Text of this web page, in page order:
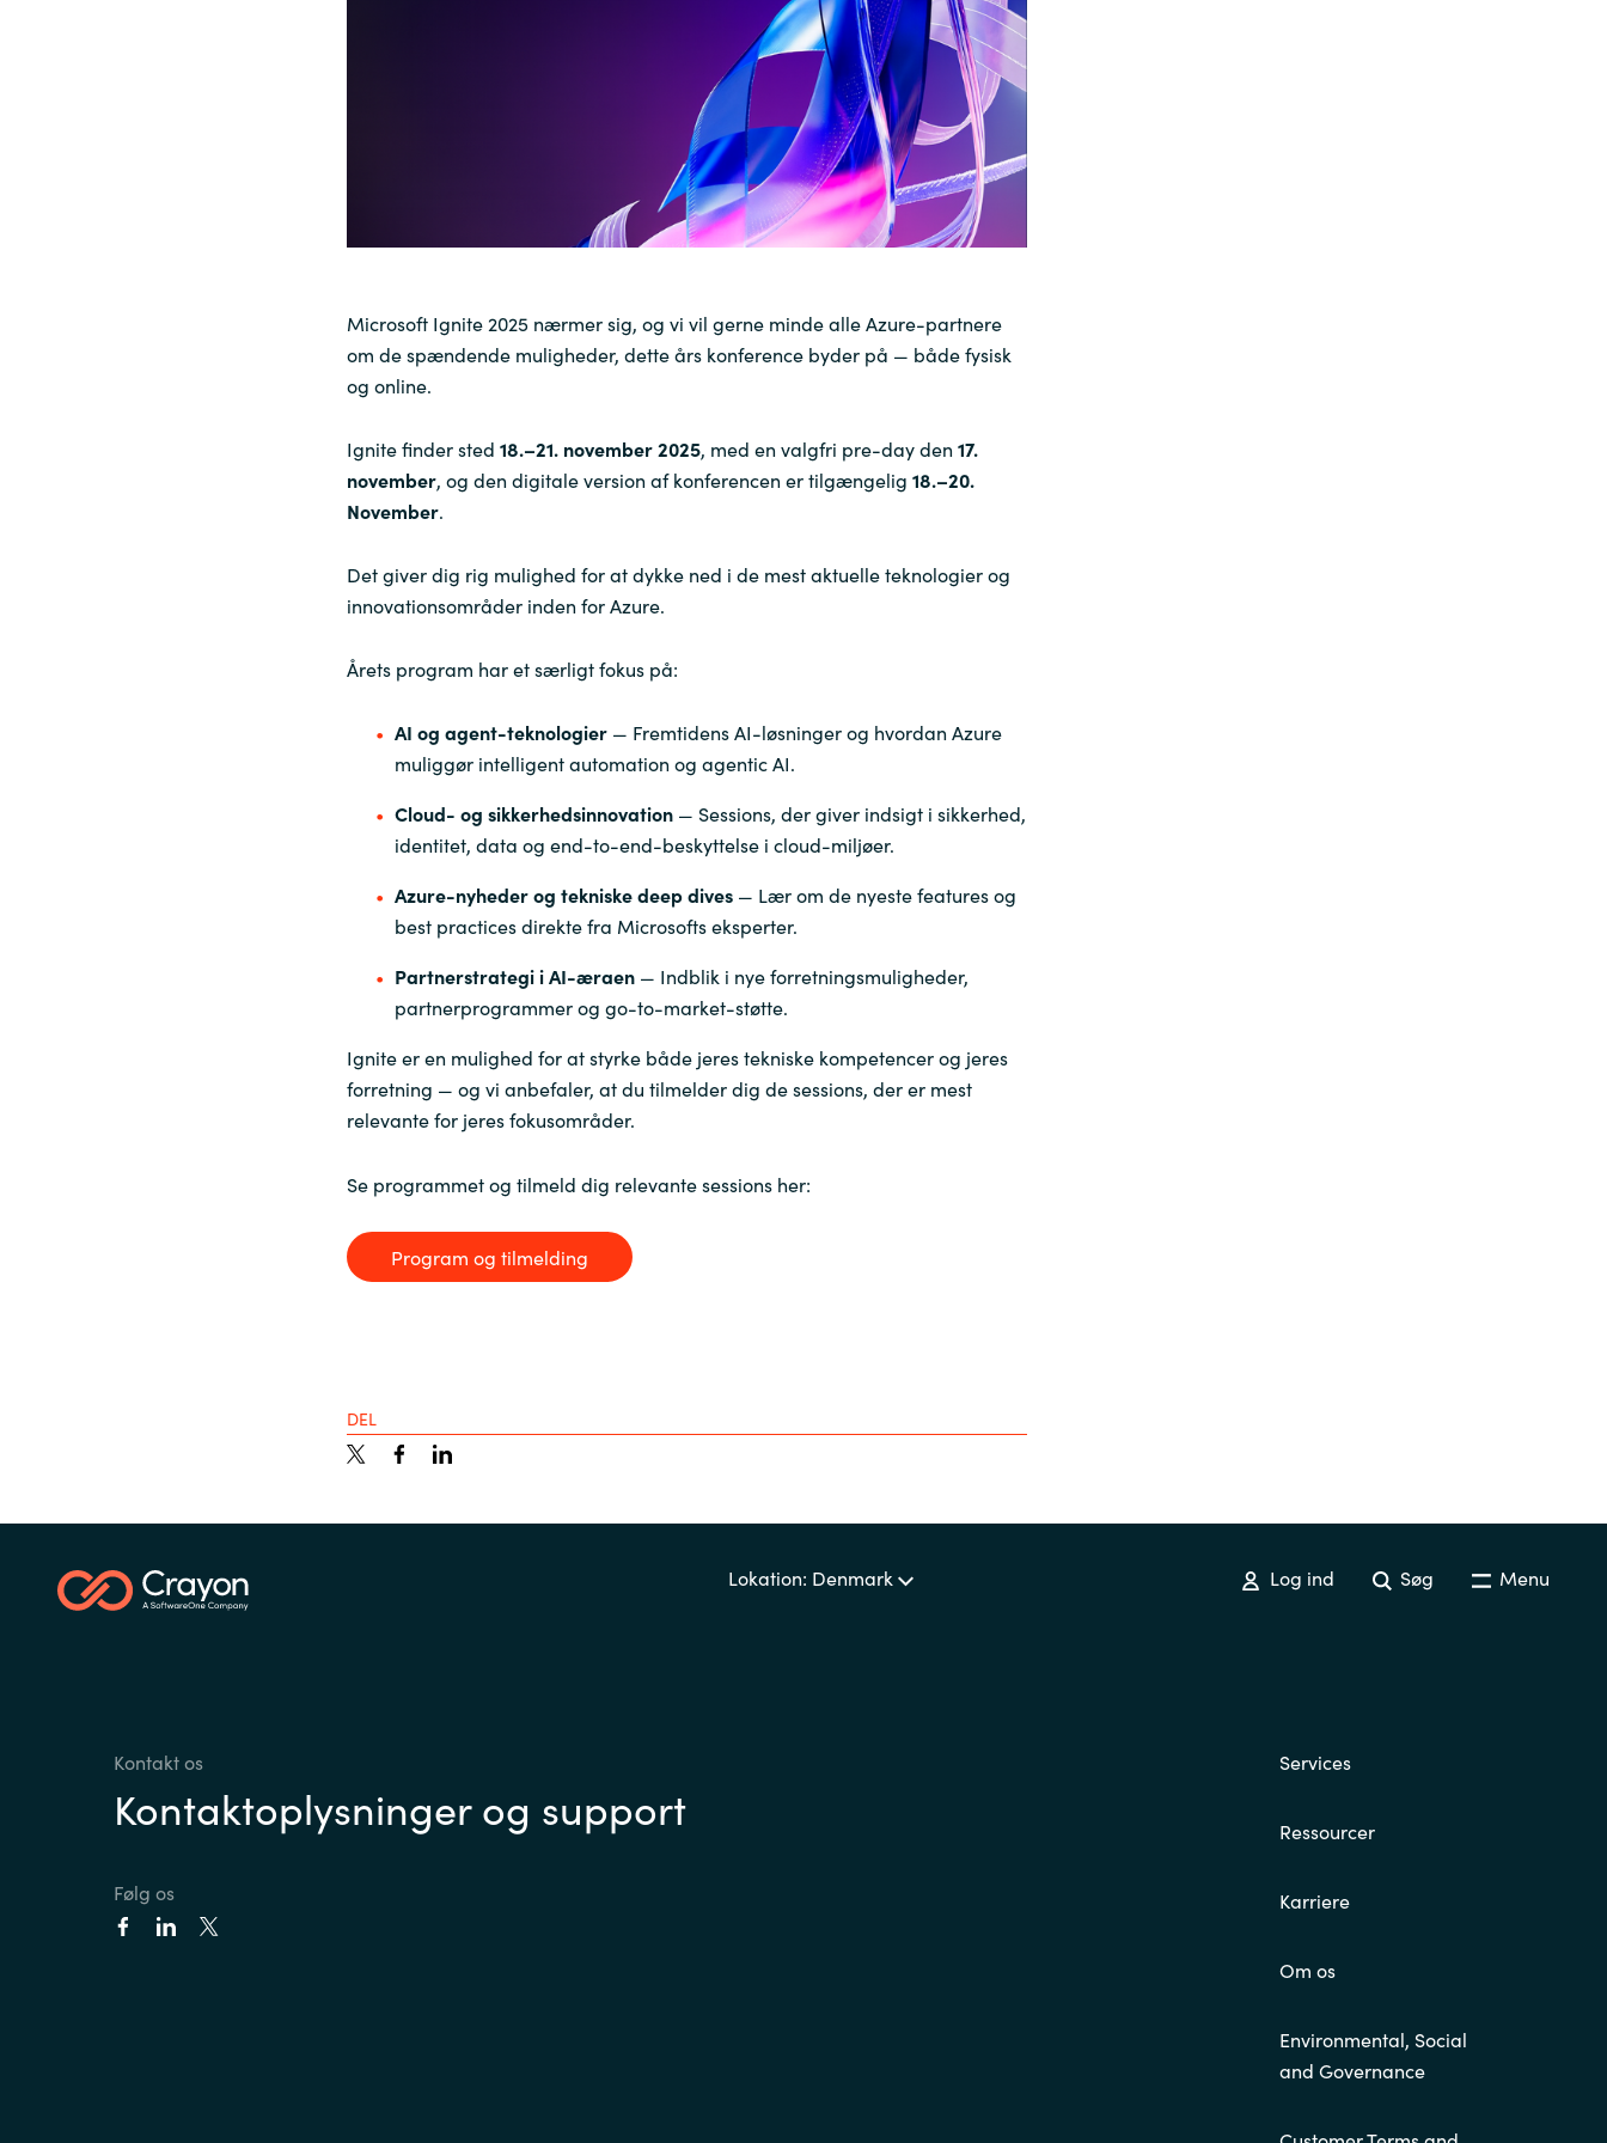
Sweden
United Kingdom
Microsoft Ignite 2025 nærmer sig, og vi vil gerne minde alle Azure-partnere
om de spændende muligheder, dette års konference byder på — både fysisk
og online.
Ignite finder sted 18.–21. november 2025, med en valgfri pre-day den 17.
november, og den digitale version af konferencen er tilgængelig 18.–20.
November.
Det giver dig rig mulighed for at dykke ned i de mest aktuelle teknologier og
innovationsområder inden for Azure.
Årets program har et særligt fokus på:
AI og agent-teknologier — Fremtidens AI-løsninger og hvordan Azure
muliggør intelligent automation og agentic AI.
Cloud- og sikkerhedsinnovation — Sessions, der giver indsigt i sikkerhed,
identitet, data og end-to-end-beskyttelse i cloud-miljøer.
Azure-nyheder og tekniske deep dives — Lær om de nyeste features og
best practices direkte fra Microsofts eksperter.
Partnerstrategi i AI-æraen — Indblik i nye forretningsmuligheder,
partnerprogrammer og go-to-market-støtte.
Ignite er en mulighed for at styrke både jeres tekniske kompetencer og jeres
forretning — og vi anbefaler, at du tilmelder dig de sessions, der er mest
relevante for jeres fokusområder.
Se programmet og tilmeld dig relevante sessions her:
Program og tilmelding
DEL
Lokation: Denmark Log ind Søg Menu
Kontakt os
Kontaktoplysninger og support
Følg os
Services
Ressourcer
Karriere
Om os
Environmental, Social
and Governance